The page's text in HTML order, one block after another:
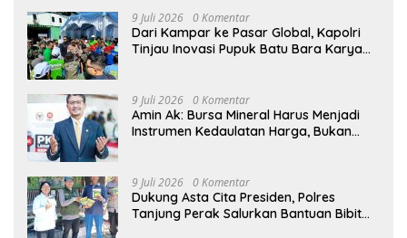
9 Juli 2026 0 Komentar
Dari Kampar ke Pasar Global, Kapolri
Tinjau Inovasi Pupuk Batu Bara Karya
9 Juli 2026 0 Komentar
Amin Ak: Bursa Mineral Harus Menjadi
Instrumen Kedaulatan Harga, Bukan
9 Juli 2026 0 Komentar
Dukung Asta Cita Presiden, Polres
Tanjung Perak Salurkan Bantuan Bibit